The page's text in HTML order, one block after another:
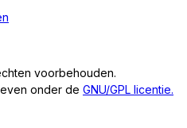
voorbehouden.
onder de GNU/GPL licentie.